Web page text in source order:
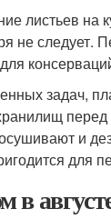
листьев на
не следует.
задач,
и
для
в